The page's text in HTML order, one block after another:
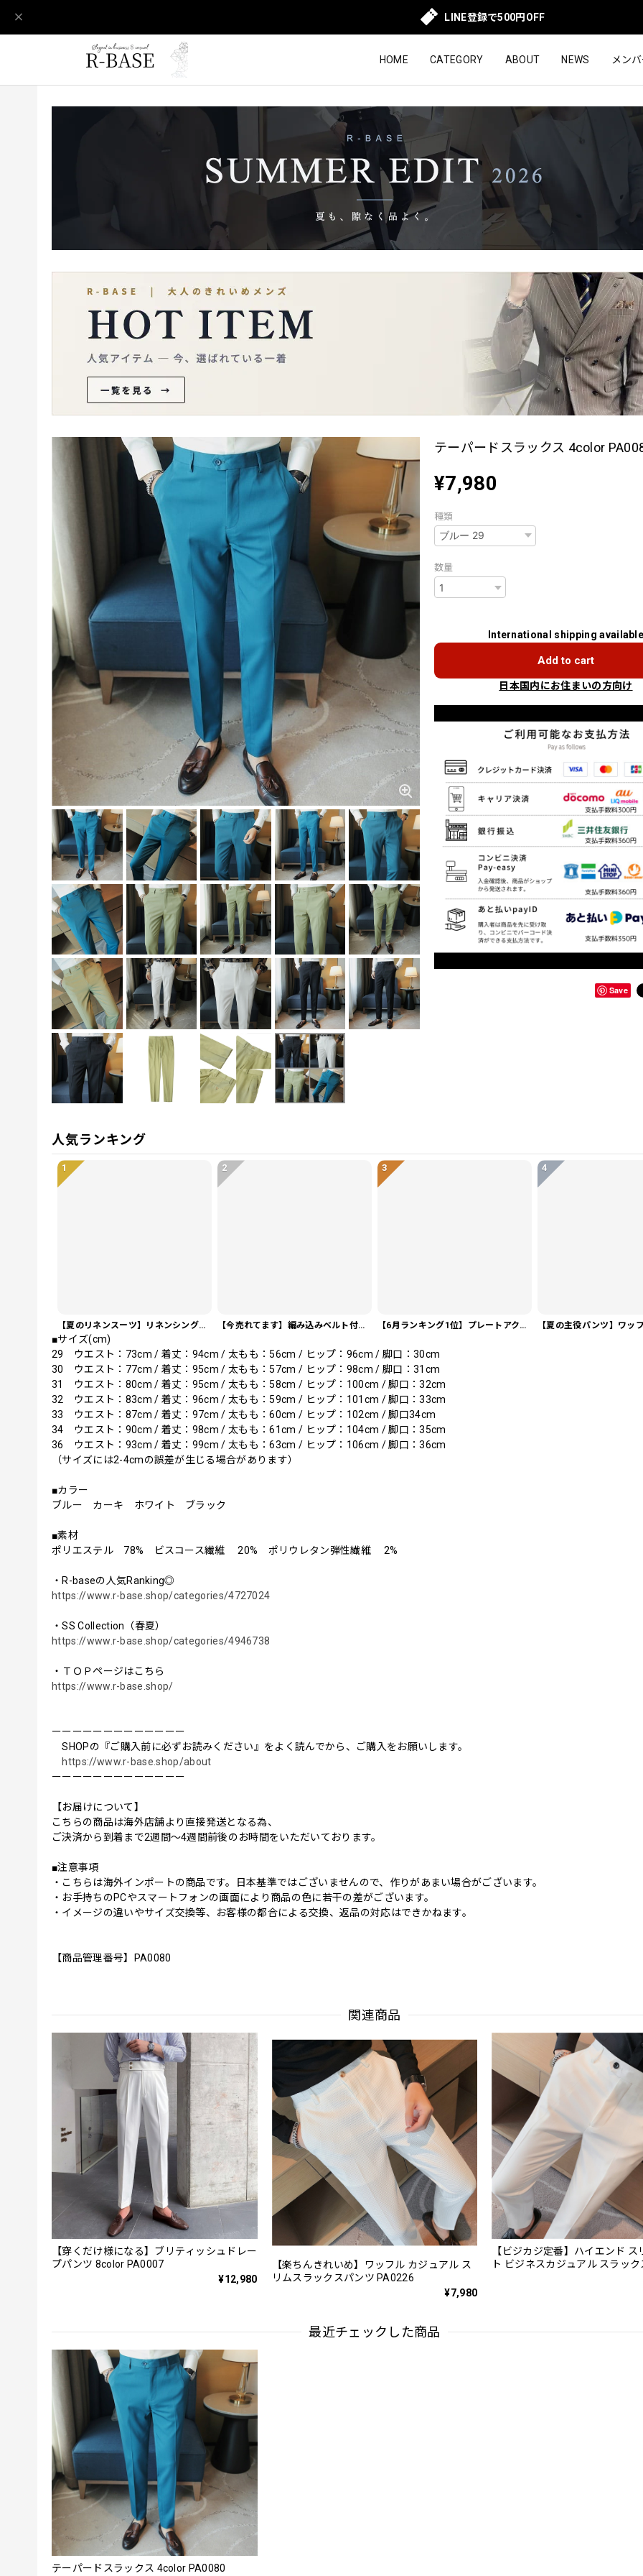
LINE登録で500円OFF
HOME CATEGORY ABOUT NEWS メン
テーパードスラックス 4color
¥7,980
種類
数量
International shipping available
Add to cart
日本国内にお住まいの方向け
Save
人気ランキング
1
【夏のリネンスーツ】リネンシングルブレストカジュアルスーツ SU0188
2
【今売れてます】編み込みベルト付き フラット サンダル 3color SH0128
3
【6月ランキング1位】プレートアクセントポロシャツ KA0826
4
■サイズ(cm)
29 ウエスト：73cm / 着丈：94cm / 太もも：56cm / ヒップ：96cm / 脚口：30cm
30 ウエスト：77cm / 着丈：95cm / 太もも：57cm / ヒップ：98cm / 脚口：31cm
31 ウエスト：80cm / 着丈：95cm / 太もも：58cm / ヒップ：100cm / 脚口：32cm
32 ウエスト：83cm / 着丈：96cm / 太もも：59cm / ヒップ：101cm / 脚口：33cm
33 ウエスト：87cm / 着丈：97cm / 太もも：60cm / ヒップ：102cm / 脚口34cm
34 ウエスト：90cm / 着丈：98cm / 太もも：61cm / ヒップ：104cm / 脚口：35cm
36 ウエスト：93cm / 着丈：99cm / 太もも：63cm / ヒップ：106cm / 脚口：36cm
（サイズには2-4cmの誤差が生じる場合があります）
■カラー
ブルー カーキ ホワイト ブラック
■素材
ポリエステル 78% ビスコース繊維 20% ポリウレタン弾性繊維 2%
・R-baseの人気Ranking◎
https://www.r-base.shop/categories/4727024
・SS Collection（春夏）
https://www.r-base.shop/categories/4946738
・ＴＯＰページはこちら
https://www.r-base.shop/
ーーーーーーーーーーーーー
SHOPの『ご購入前に必ずお読みください』をよく読んでから、ご購入をお願いします。
https://www.r-base.shop/about
ーーーーーーーーーーーーー
【お届けについて】
こちらの商品は海外店舗より直接発送となる為、
ご決済から到着まで2週間〜4週間前後のお時間をいただいております。
■注意事項
・こちらは海外インポートの商品です。日本基準ではございませんので、作りがあまい場合がございます。
・お手持ちのPCやスマートフォンの画面により商品の色に若干の差がございます。
・イメージの違いやサイズ交換等、お客様の都合による交換、返品の対応はできかねます。
【商品管理番号】PA0080
関連商品
【穿くだけ様になる】ブリティッシュドレー
プパンツ 8color PA0007
¥12,980
【楽ちんきれいめ】ワッフル カジュアル ス
リムスラックスパンツ PA0226
¥7,980
【ビジカジ定番】ハイエンド ス
ト ビジネスカジュアル スラッ
最近チェックした商品
テーパードスラックス 4color PA0080